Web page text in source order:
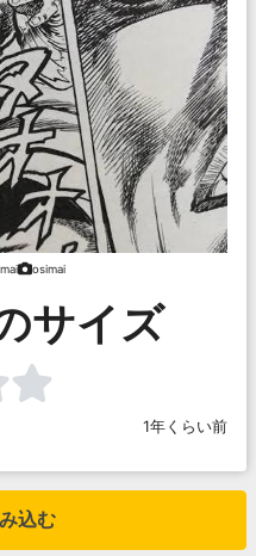
osimai
サイズ
1年くらい前
込む